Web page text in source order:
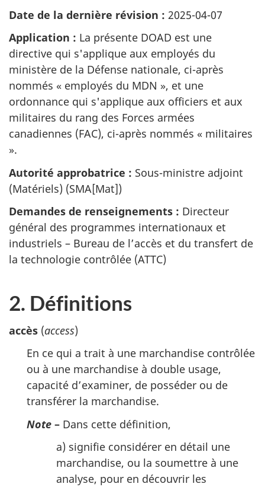
Date de la dernière révision : 2025-04-07
Application : La présente DOAD est une
directive qui s'applique aux employés du
ministère de la Défense nationale, ci-après
nommés « employés du MDN », et une
ordonnance qui s'applique aux officiers et aux
militaires du rang des Forces armées
canadiennes (FAC), ci-après nommés « militaires
».
Autorité approbatrice : Sous-ministre adjoint
(Matériels) (SMA[Mat])
Demandes de renseignements : Directeur
général des programmes internationaux et
industriels – Bureau de l’accès et du transfert de
la technologie contrôlée (ATTC)
2. Définitions
accès (access)
En ce qui a trait à une marchandise contrôlée
ou à une marchandise à double usage,
capacité d’examiner, de posséder ou de
transférer la marchandise.
Note – Dans cette définition,
a) signifie considérer en détail une
marchandise, ou la soumettre à une
analyse, pour en découvrir les